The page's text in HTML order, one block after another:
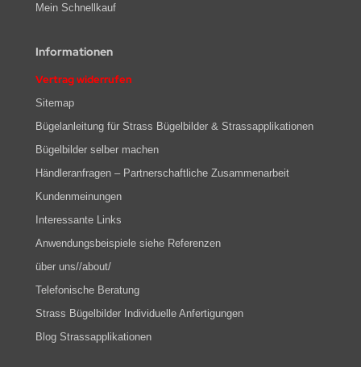
Mein Schnellkauf
Informationen
Vertrag widerrufen
Sitemap
Bügelanleitung für Strass Bügelbilder & Strassapplikationen
Bügelbilder selber machen
Händleranfragen – Partnerschaftliche Zusammenarbeit
Kundenmeinungen
Interessante Links
Anwendungsbeispiele siehe Referenzen
über uns//about/
Telefonische Beratung
Strass Bügelbilder Individuelle Anfertigungen
Blog Strassapplikationen